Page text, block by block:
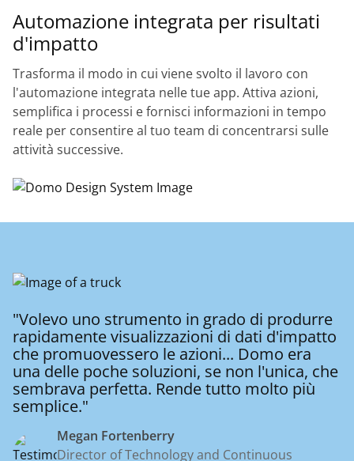
Automazione integrata per risultati
d'impatto
Trasforma il modo in cui viene svolto il lavoro con
l'automazione integrata nelle tue app. Attiva azioni,
semplifica i processi e fornisci informazioni in tempo
reale per consentire al tuo team di concentrarsi sulle
attività successive.
"Volevo uno strumento in grado di produrre
rapidamente visualizzazioni di dati d'impatto
che promuovessero le azioni... Domo era
una delle poche soluzioni, se non l'unica, che
sembrava perfetta. Rende tutto molto più
semplice."
Megan Fortenberry
Director of Technology and Continuous